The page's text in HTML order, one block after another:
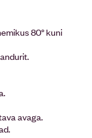
80° kuni
avaga.